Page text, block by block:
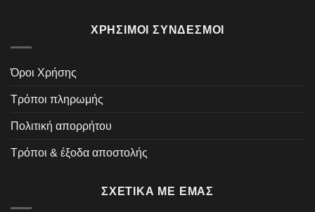
ΧΡΉΣΙΜΟΙ ΣΎΝΔΕΣΜΟΙ
Όροι Χρήσης
Τρόποι πληρωμής
Πολιτική απορρήτου
Τρόποι & έξοδα αποστολής
ΣΧΕΤΙΚΆ ΜΕ ΕΜΆΣ